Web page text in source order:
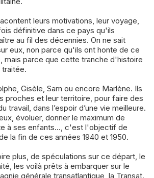
leurs motivations, leur voyage,
définitive dans ce pays qu'ils
au fil des décennies. On ne sait
eux, non parce qu'ils ont honte de ce
mais parce que cette tranche d'histoire
Gisèle, Sam ou encore Marlène. Ils
proches et leur territoire, pour faire des
travail, dans l’espoir d’une vie meilleure.
évoluer, donner le maximum de
à ses enfants..., c'est l'objectif de
la fin de ces années 1940 et 1950.
plus, de spéculations sur ce départ, le
les voilà prêts à embarquer sur le
générale transatlantique, la Transat.